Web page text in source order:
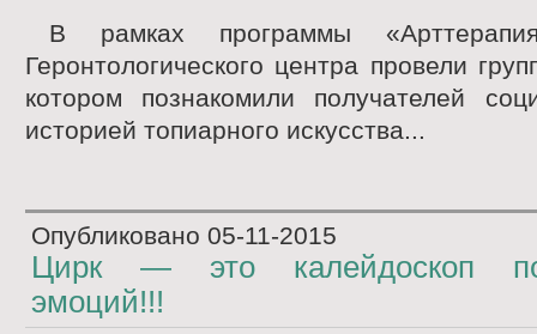
В рамках программы
Геронтологического центра провели
котором познакомили получателей
историей топиарного искусства...
Опубликовано 05-11-2015
Цирк — это калейдоскоп
эмоций!!!